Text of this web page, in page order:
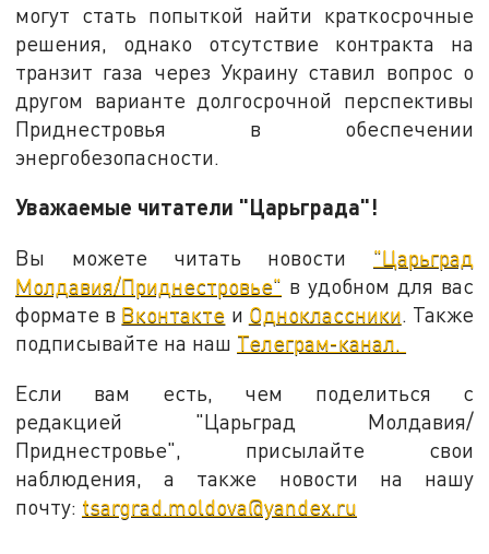
могут стать попыткой найти краткосрочные
решения, однако отсутствие контракта на
транзит газа через Украину ставил вопрос о
другом варианте долгосрочной перспективы
Приднестровья в обеспечении
энергобезопасности.
Уважаемые читатели "Царьграда"!
Вы можете читать новости "Царьград
Молдавия/Приднестровье" в удобном для вас
формате в Вконтакте и Одноклассники. Также
подписывайте на наш Телеграм-канал.
Если вам есть, чем поделиться с
редакцией "Царьград Молдавия/
Приднестровье", присылайте свои
наблюдения, а также новости на нашу
почту: tsargrad.moldova@yandex.ru